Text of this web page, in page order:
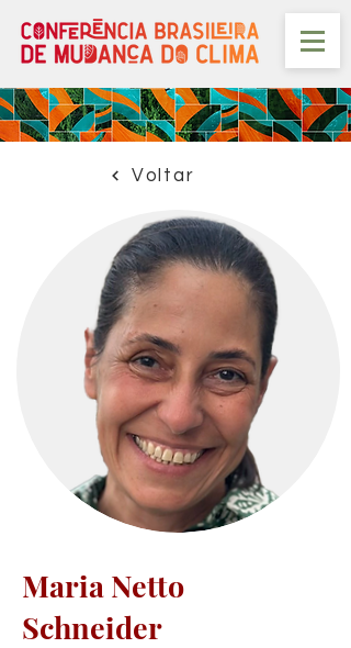
Voltar
Maria Netto
Schneider